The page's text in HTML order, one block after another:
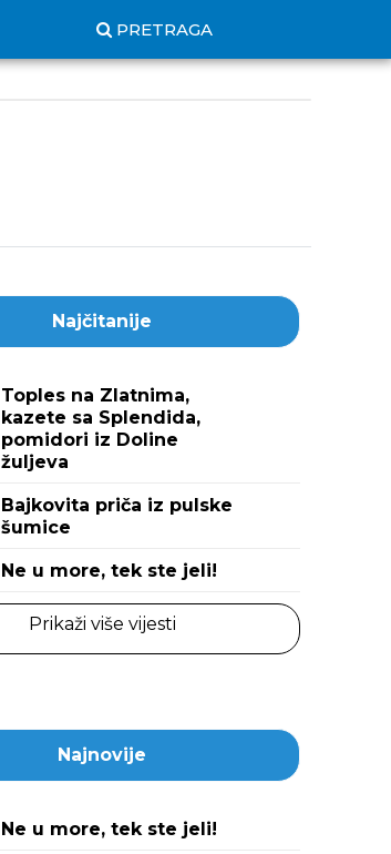
PRETRAGA
Najčitanije
Toples na Zlatnima,
kazete sa Splendida,
pomidori iz Doline
žuljeva
Bajkovita priča iz pulske
šumice
Ne u more, tek ste jeli!
Prikaži više vijesti
Najnovije
Ne u more, tek ste jeli!